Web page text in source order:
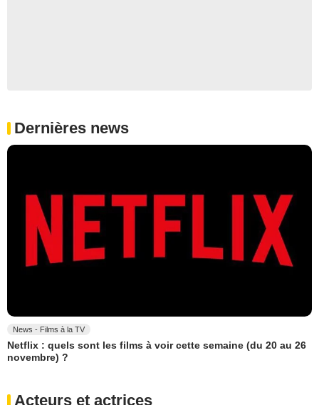
Dernières news
News - Films à la TV
Netflix : quels sont les films à voir cette semaine (du 20 au 26
novembre) ?
Acteurs et actrices